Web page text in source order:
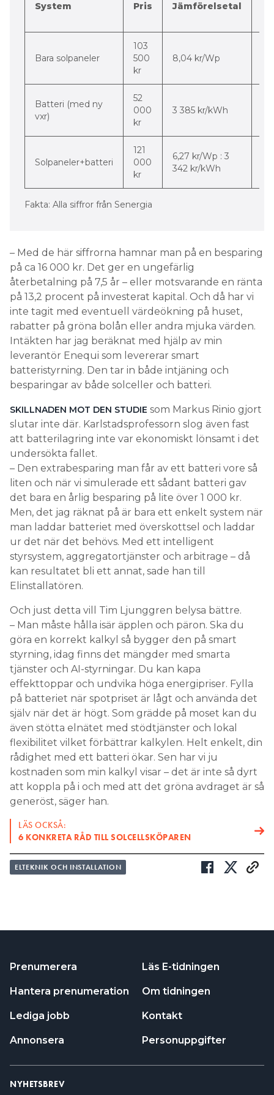
System Pris Jämförelsetal
Bara solpaneler
103
500
kr
8,04 kr/Wp
Batteri (med ny
vxr)
52
000
kr
3 385 kr/kWh
Solpaneler+batteri
121
000
kr
6,27 kr/Wp : 3
342 kr/kWh
Fakta: Alla siffror från Senergia
– Med de här siffrorna hamnar man på en besparing
på ca 16 000 kr. Det ger en ungefärlig
återbetalning på 7,5 år – eller motsvarande en ränta
på 13,2 procent på investerat kapital. Och då har vi
inte tagit med eventuell värdeökning på huset,
rabatter på gröna bolån eller andra mjuka värden.
Intäkten har jag beräknat med hjälp av min
leverantör Enequi som levererar smart
batteristyrning. Den tar in både intjäning och
besparingar av både solceller och batteri.
SKILLNADEN MOT DEN STUDIE som Markus Rinio gjort
slutar inte där. Karlstadsprofessorn slog även fast
att batterilagring inte var ekonomiskt lönsamt i det
undersökta fallet.
– Den extrabesparing man får av ett batteri vore så
liten och när vi simulerade ett sådant batteri gav
det bara en årlig besparing på lite över 1 000 kr.
Men, det jag räknat på är bara ett enkelt system när
man laddar batteriet med överskottsel och laddar
ur det när det behövs. Med ett intelligent
styrsystem, aggregatortjänster och arbitrage – då
kan resultatet bli ett annat, sade han till
Elinstallatören.
Och just detta vill Tim Ljunggren belysa bättre.
– Man måste hålla isär äpplen och päron. Ska du
göra en korrekt kalkyl så bygger den på smart
styrning, idag finns det mängder med smarta
tjänster och AI-styrningar. Du kan kapa
effekttoppar och undvika höga energipriser. Fylla
på batteriet när spotpriset är lågt och använda det
själv när det är högt. Som grädde på moset kan du
även stötta elnätet med stödtjänster och lokal
flexibilitet vilket förbättrar kalkylen. Helt enkelt, din
rådighet med ett batteri ökar. Sen har vi ju
kostnaden som min kalkyl visar – det är inte så dyrt
att koppla på i och med att det gröna avdraget är så
generöst, säger han.
LÄS OCKSÅ:
6 KONKRETA RÅD TILL SOLCELLSKÖPAREN
ELTEKNIK OCH INSTALLATION
Prenumerera
Hantera prenumeration
Lediga jobb
Annonsera
Läs E-tidningen
Om tidningen
Kontakt
Personuppgifter
NYHETSBREV